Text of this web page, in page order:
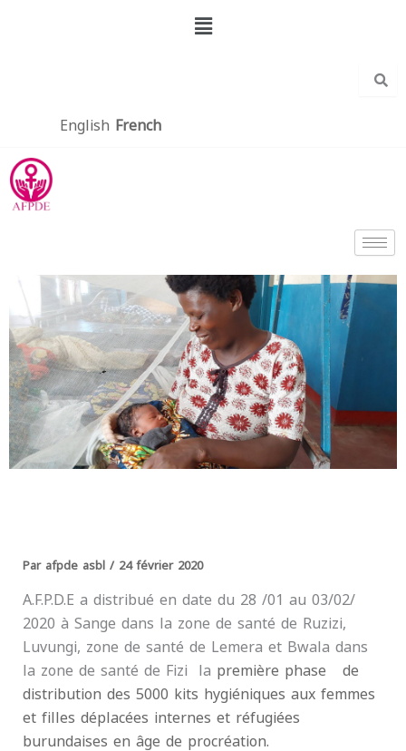
Menu
English French
Par afpde asbl / 24 février 2020
A.F.P.D.E a distribué en date du 28 /01 au 03/02/
2020 à Sange dans la zone de santé de Ruzizi,
Luvungi, zone de santé de Lemera et Bwala dans
la zone de santé de Fizi la première phase de
distribution des 5000 kits hygiéniques aux femmes
et filles déplacées internes et réfugiées
burundaises en âge de procréation.